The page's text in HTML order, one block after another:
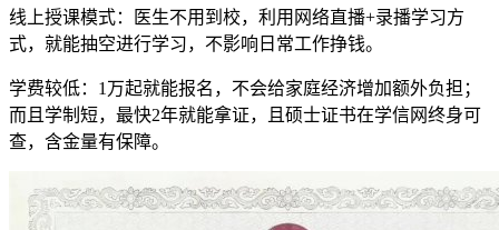
线上授课模式：医生不用到校，利用网络直播+录播学习方
式，就能抽空进行学习，不影响日常工作挣钱。
学费较低：1万起就能报名，不会给家庭经济增加额外负担；
而且学制短，最快2年就能拿证，且硕士证书在学信网终身可
查，含金量有保障。